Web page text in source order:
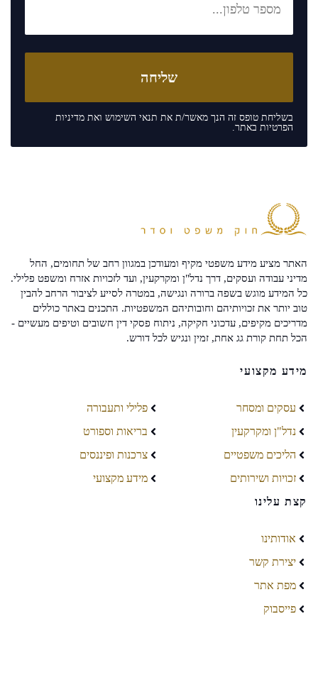
בשליחת טופס זה הנך מאשר/ת את תנאי השימוש ואת מדיניות
הפרטיות באתר.
האתר מציע מידע משפטי מקיף ומעודכן במגוון רחב של תחומים, החל
מדיני עבודה ועסקים, דרך נדל"ן ומקרקעין, ועד לזכויות אזרח ומשפט פלילי.
כל המידע מוגש בשפה ברורה ונגישה, במטרה לסייע לציבור הרחב להבין
טוב יותר את זכויותיהם וחובותיהם המשפטיות. התכנים באתר כוללים
מדריכים מקיפים, עדכוני חקיקה, ניתוח פסקי דין חשובים וטיפים מעשיים -
הכל תחת קורת גג אחת, זמין ונגיש לכל דורש.
מידע מקצועי
עסקים ומסחר
נדל"ן ומקרקעין
הליכים משפטיים
זכויות ושירותים
פלילי ותעבורה
בריאות וספורט
צרכנות ופיננסים
מידע מקצועי
קצת עלינו
אודותינו
יצירת קשר
מפת אתר
פייסבוק